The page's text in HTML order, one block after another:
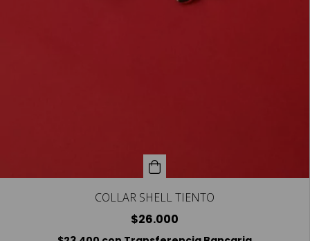
COLLAR SHELL TIENTO
$26.000